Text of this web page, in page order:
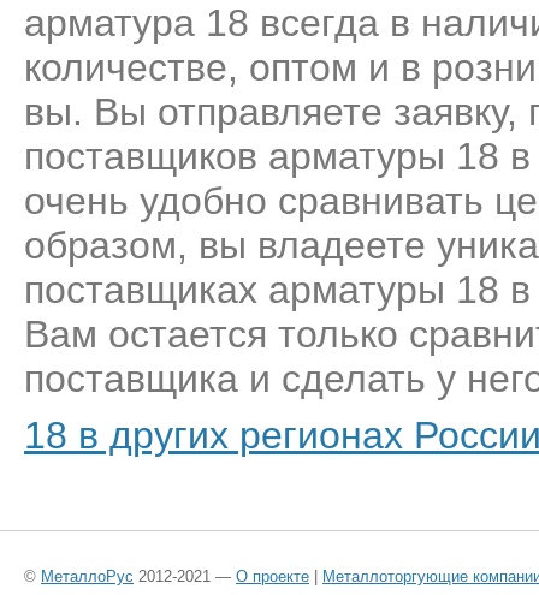
арматура 18 всегда в
количестве, оптом и в
вы. Вы отправляете заявку,
поставщиков арматуры 18
очень удобно сравнивать
образом, вы владеете
поставщиках арматуры 18
Вам остается только
поставщика и сделать у
18 в других регионах
© МеталлоРус 2012-2021 — О проекте Металлоторгующие